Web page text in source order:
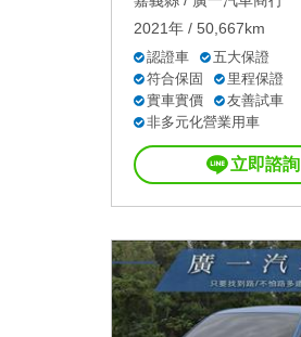
2021年 / 50,667km
認證車
五大保證
符合保固
里程保證
實車實價
友善試車
非多元化營業用車
立即諮詢